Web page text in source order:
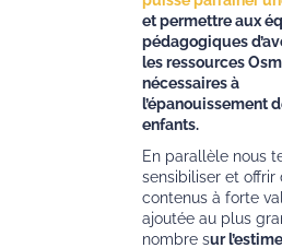
et permettre aux
pédagogiques
les ressources
nécessaires à
l’épanouissement
enfants.
En parallèle nous
sensibiliser et offrir
contenus à forte
ajoutée au plus
nombre sur